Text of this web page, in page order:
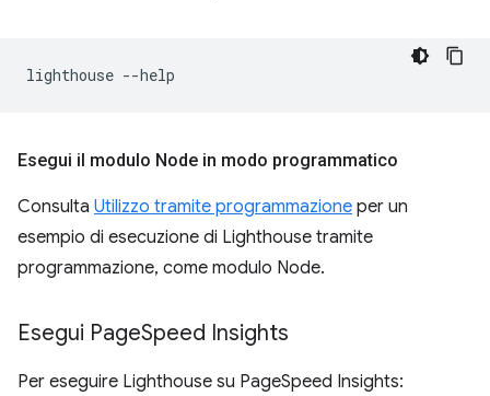
lighthouse
Esegui il modulo Node in modo programmatico
Consulta Utilizzo tramite programmazione per un
esempio di esecuzione di Lighthouse tramite
programmazione, come modulo Node.
Esegui PageSpeed Insights
Per eseguire Lighthouse su PageSpeed Insights: